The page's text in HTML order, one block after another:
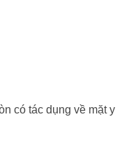
có tác dụng về mặt y